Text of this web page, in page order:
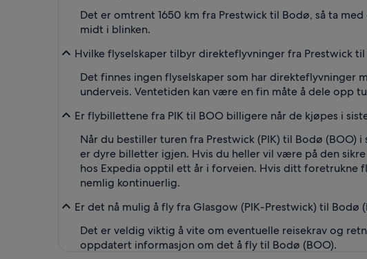
Det er omtrent 1650 km fra Prestwick til Bodø, så ta
midt i blinken.
Hvilke flyselskaper tilbyr direkteflyvninger fra Prestwick til
Det finnes ingen flyselskaper som har direkteflyvninger
underveis. Ventetiden kan være en fin måte å dele opp
Er flybillettene fra PIK til BOO billigere når de kjøpes i
Når du bestiller turen fra Prestwick (PIK) til Bodø
er dyre billetter igjen. Hvis du heller vil være på den
hos Expedia opptil ett år i forveien. Hvis ditt foretrukne
nemlig kontinuerlig.
Er det nå mulig å fly fra Glasgow (PIK-Prestwick) til Bodø
Det er veldig viktig å vite om eventuelle reisekrav og
oppdatert informasjon om det å fly til Bodø (BOO).